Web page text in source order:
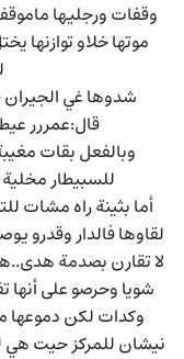
وقفات ورجليها
موتها خلاو
شدوها غي الجيران
قال:عمررر
وبالفعل بقات
للسبيطار
أما بثينة راه مشات
لقاوها فالدار وقدرو
لا تقارن بصدمة
شويا وحرصو على
وكدات لكن دموعها
نيشان للمركز حيت